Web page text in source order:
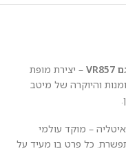
– יצירת מופת
והיוקרה של מיטב
– מוקד עולמי
כל פרט בו מעיד על